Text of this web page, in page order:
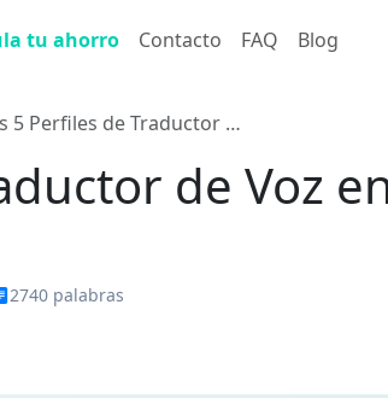
tu ahorro Contacto FAQ Blog
5 Perfiles de Traductor …
de Voz
2740 palabras